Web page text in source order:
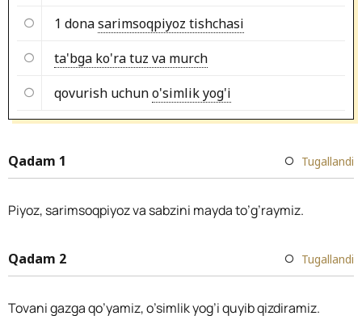
1 donasarimsoqpiyoz tishchasi
ta'bga ko'ra tuz va murch
qovurish uchuno'simlik yog'i
Qadam 1 Tugallandi
Piyoz, sarimsoqpiyoz va sabzini mayda to’g’raymiz.
Qadam 2 Tugallandi
Tovani gazga qo’yamiz, o’simlik yog’i quyib qizdiramiz.